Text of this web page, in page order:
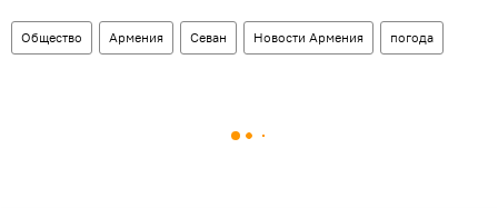
Общество Армения Севан Новости Армения погода